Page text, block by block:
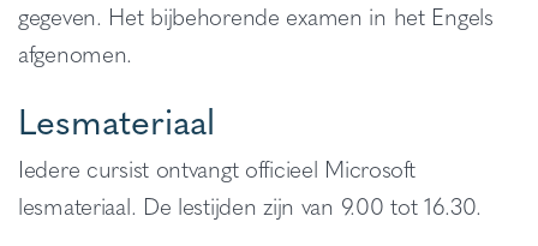
gegeven. Het bijbehorende examen in het Engels
afgenomen.
Lesmateriaal
Iedere cursist ontvangt officieel Microsoft
lesmateriaal. De lestijden zijn van 9.00 tot 16.30.